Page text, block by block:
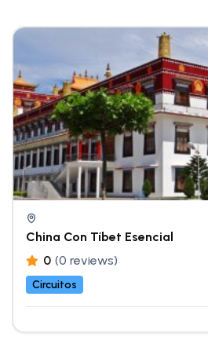
China Con Tíbet Esencial
0 (0 reviews)
Circuitos